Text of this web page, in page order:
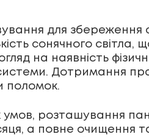
для збереження
сонячного світла,
на наявність
Дотримання
поломок.
умов, розташування
а повне очищення